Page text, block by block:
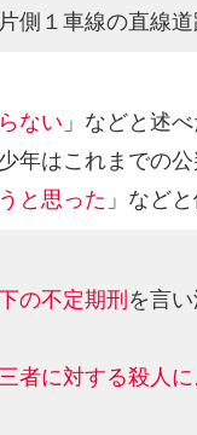
側１車線の直線道
ない 」などと述べ
年はこれまでの公
と思った 」など
の不定期刑 を言い
者に対する殺人に